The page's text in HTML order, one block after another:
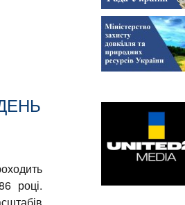
році.